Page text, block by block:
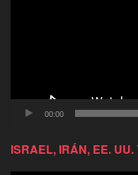
00:00
ISRAEL, IRÁN, EE.